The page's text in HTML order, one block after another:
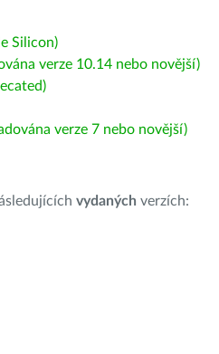
Silicon)
verze 10.14 nebo novější)
verze 7 nebo novější)
vydaných verzích: